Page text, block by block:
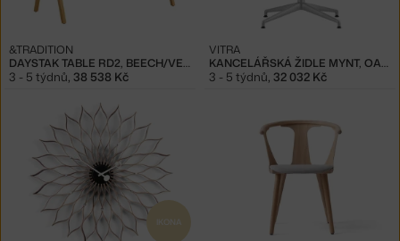
DAYSTAK TABLE RD2, BEECH/VERDE COMODORO
&TRADITION
3 - 5 týdnů 38 538 Kč
KANCELÁŘSKÁ ŽIDLE MYNT, OAK/ALUMINIUM
VITRA
3 - 5 týdnů 32 032 Kč
IKONA